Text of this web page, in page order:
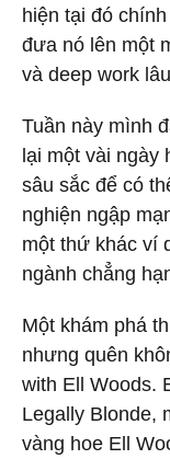
hiện tại đó
đưa nó lên một
và deep work
Tuần này mình
lại một vài ngày
sâu sắc để có
nghiện ngập
một thứ khác ví
ngành chẳng
Một khám phá
nhưng quên
with Ell Woods.
Legally Blonde,
vàng hoe Ell